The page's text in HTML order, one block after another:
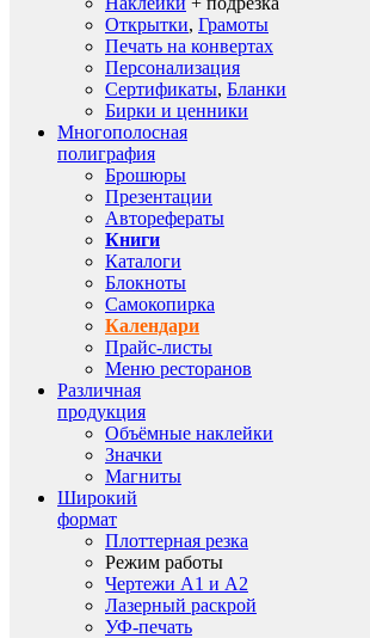
Открытки, Грамоты
Печать на конвертах
Персонализация
Сертификаты, Бланки
Бирки и ценники
Многополосная
полиграфия
Брошюры
Презентации
Авторефераты
Книги
Каталоги
Блокноты
Самокопирка
Календари
Прайс-листы
Меню ресторанов
Различная
продукция
Объёмные наклейки
Значки
Магниты
Широкий
формат
Плоттерная резка
Режим работы
Чертежи A1 и A2
Лазерный раскрой
УФ-печать